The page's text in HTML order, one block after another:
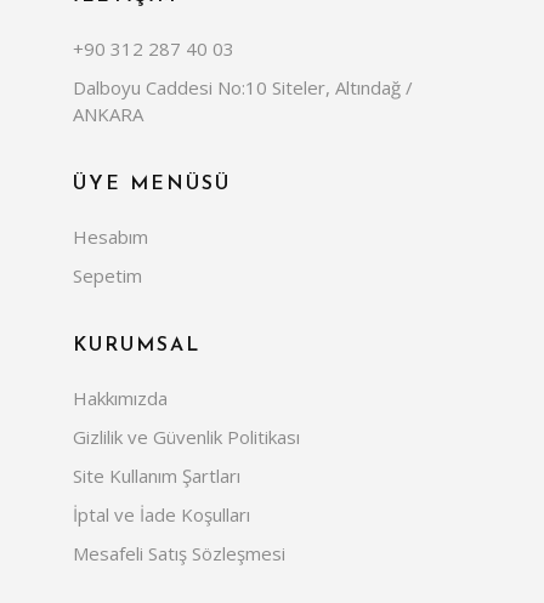
+90 312 287 40 03
Dalboyu Caddesi No:10 Siteler, Altındağ /
ANKARA
ÜYE MENÜSÜ
Hesabım
Sepetim
KURUMSAL
Hakkımızda
Gizlilik ve Güvenlik Politikası
Site Kullanım Şartları
İptal ve İade Koşulları
Mesafeli Satış Sözleşmesi